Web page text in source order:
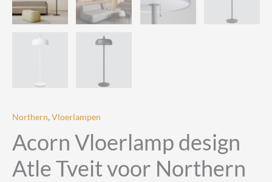
Northern, Vloerlampen
Acorn Vloerlamp design
Atle Tveit voor Northern